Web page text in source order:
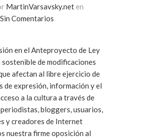
MartinVarsavsky.net en
Sin Comentarios
en el Anteproyecto de Ley
sostenible de modificaciones
afectan al libre ejercicio de
de expresión, información y el
a la cultura a través de
bloggers, usuarios,
y creadores de Internet
nuestra firme oposición al